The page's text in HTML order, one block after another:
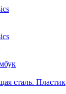
сталь. Пластик